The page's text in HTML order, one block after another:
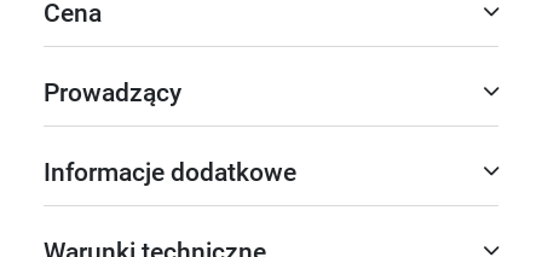
Cena
Prowadzący
Informacje dodatkowe